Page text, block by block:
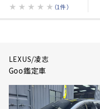
★ ★ ★ ★ ★ （1件）
LEXUS/凌志
Goo鑑定車